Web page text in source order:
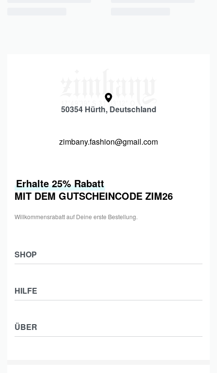
50354 Hürth, Deutschland
zimbany.fashion@gmail.com
SHOP
Collections
Männer
Kids
HILFE
Zahlung & Versand
Widerrufsbelehrung
ÜBER
Erhalte 25% Rabatt
MIT DEM GUTSCHEINCODE ZIM26
Willkommensrabatt auf Deine erste Bestellung.